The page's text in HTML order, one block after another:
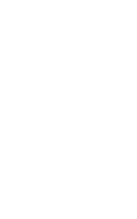
y descubre todo lo que tenemos para ofrecerte!